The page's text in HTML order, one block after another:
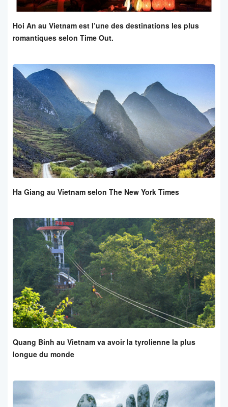
Hoi An au Vietnam est l’une des destinations les plus
romantiques selon Time Out.
Ha Giang au Vietnam selon The New York Times
Quang Binh au Vietnam va avoir la tyrolienne la plus
longue du monde